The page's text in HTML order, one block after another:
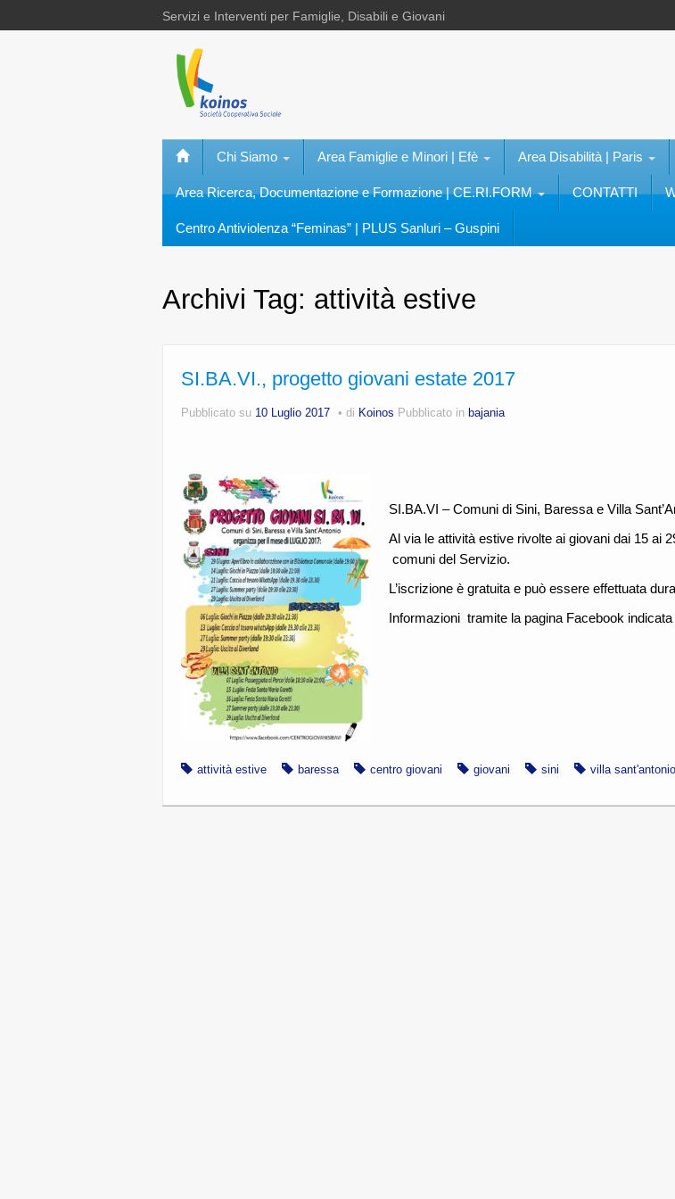
Servizi e Interventi per Famiglie, Disabili e Giovani
Chi Siamo Area Famiglie e Minori | Efè Area Disabilità | Paris
Area Ricerca, Documentazione e Formazione | CE.RI.FORM CONTATTI
Centro Antiviolenza “Feminas” | PLUS Sanluri – Guspini
Archivi Tag: attività estive
SI.BA.VI., progetto giovani estate 2017
Pubblicato su 10 Luglio 2017 di Koinos Pubblicato in bajania
SI.BA.VI – Comuni di Sini, Baressa e Villa
Al via le attività estive rivolte ai giovani dai 15 ai
comuni del Servizio.
L’iscrizione è gratuita e può essere effettuata
Informazioni tramite la pagina Facebook indicata
attività estive baressa centro giovani giovani sini villa sant'antonio